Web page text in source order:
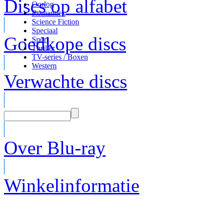
Discs op alfabet
Goedkope discs
Verwachte discs
Over Blu-ray
Winkelinformatie
Oorlog
Romantiek
Science Fiction
Speciaal
Sport
Thriller
TV-series / Boxen
Western